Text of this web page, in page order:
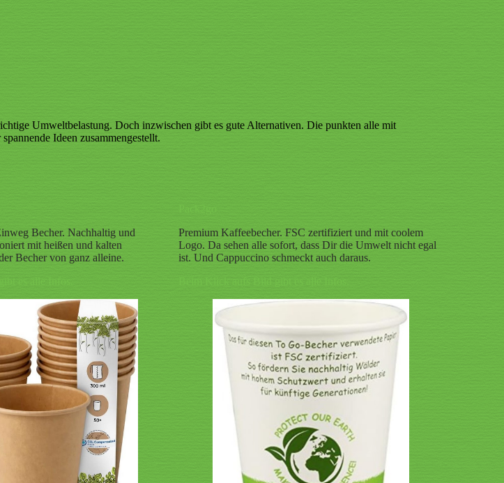
Umweltbelastung. Doch inzwischen gibt es gute Alternativen. Die punkten alle mit
Ideen zusammengestellt.
Becher. Nachhaltig und
mit heißen und kalten
Becher von ganz alleine.
Premium Kaffeebecher. FSC zertifiziert und mit coolem
Logo. Da sehen alle sofort, dass Dir die Umwelt nicht egal
ist. Und Cappuccino schmeckt auch daraus.